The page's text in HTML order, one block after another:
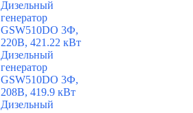
Дизельный
генератор
GSW510DO 3Ф,
220В, 421.22 кВт
Дизельный
генератор
GSW510DO 3Ф,
208В, 419.9 кВт
Дизельный